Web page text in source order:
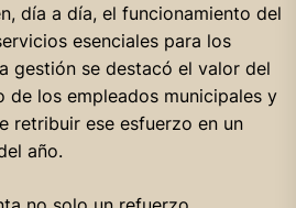
día a día, el funcionamiento del
esenciales para los
gestión se destacó el valor del
de los empleados municipales y
retribuir ese esfuerzo en un
año.